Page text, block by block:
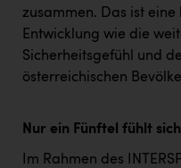
zusammen. Das ist
Entwicklung wie die
Sicherheitsgefühl und
österreichischen
Nur ein Fünftel fühlt
Im Rahmen des